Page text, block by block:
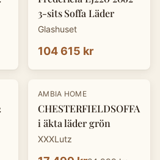
3-sits Soffa Läder
Glashuset
104 615 kr
-30%
AMBIA HOME
CHESTERFIELDSOFFA
i äkta läder grön
XXXLutz